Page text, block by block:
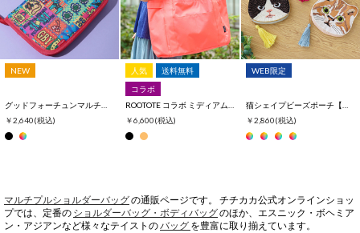
NEW
￥2,640(税込)
人気
送料無料
コラボ
￥6,600(税込)
WEB限定
￥2,860(税込)
マルチプルショルダーバッグの通販ページです。 チチカカ公式オンラインショッ
プでは、定番の ショルダーバッグ・ボディバッグのほか、エスニック・ボヘミア
ン・アジアンなど様々なテイストのバッグ を豊富に取り揃えています。